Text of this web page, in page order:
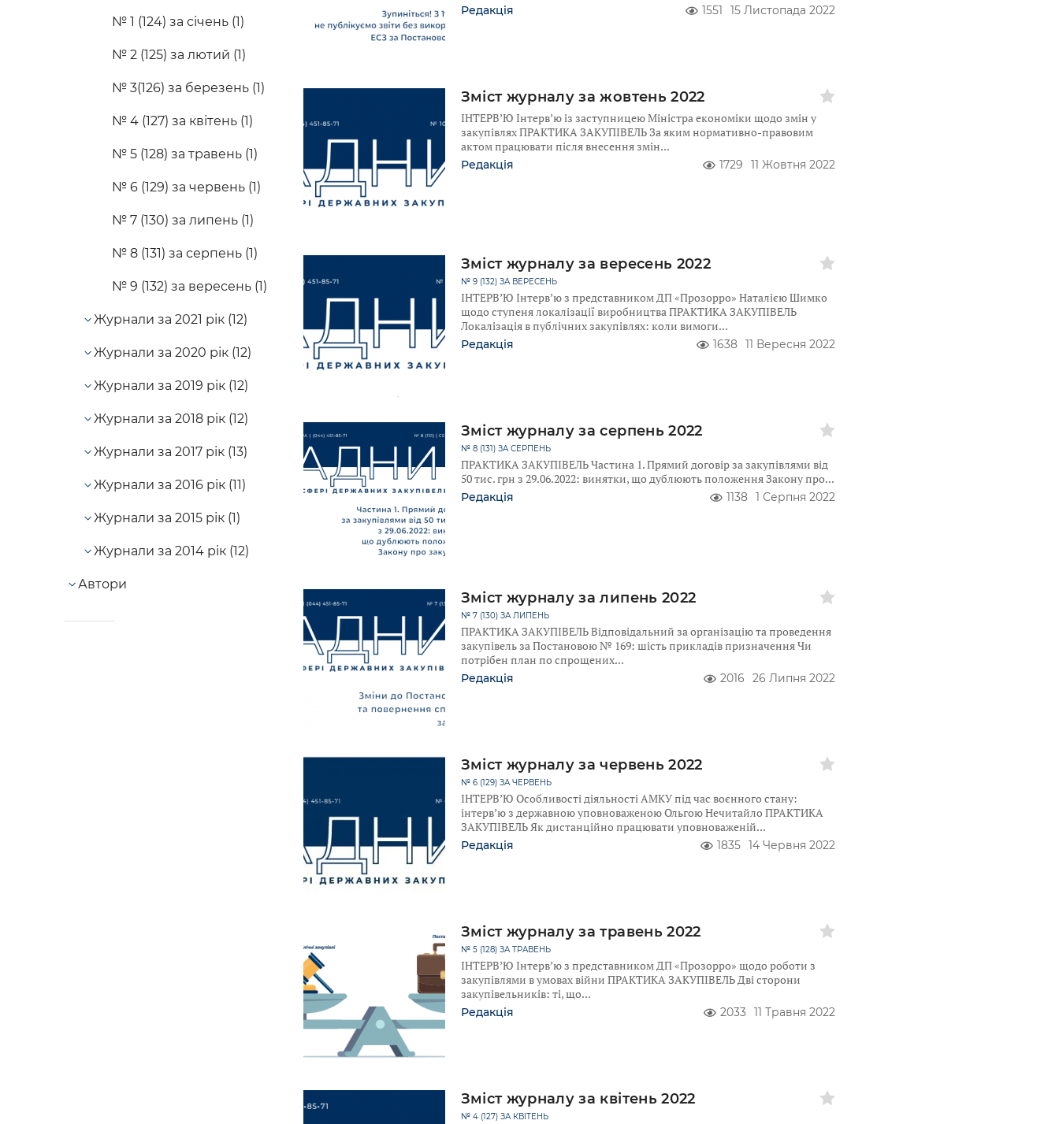
№ 1 (124) за січень (1)
№ 2 (125) за лютий (1)
№ 3(126) за березень (1)
№ 4 (127) за квітень (1)
№ 5 (128) за травень (1)
№ 6 (129) за червень (1)
№ 7 (130) за липень (1)
№ 8 (131) за серпень (1)
№ 9 (132) за вересень (1)
Журнали за 2021 рік (12)
Журнали за 2020 рік (12)
Журнали за 2019 рік (12)
Журнали за 2018 рік (12)
Журнали за 2017 рік (13)
Журнали за 2016 рік (11)
Журнали за 2015 рік (1)
Журнали за 2014 рік (12)
Автори
Редакція 1551 15 Листопада 2022
Зміст журналу за жовтень 2022
ІНТЕРВ’Ю Інтерв’ю із заступницею Міністра економіки щодо змін у
закупівлях ПРАКТИКА ЗАКУПІВЕЛЬ За яким нормативно-правовим
актом працювати після внесення змін
Редакція 1729 11 Жовтня 2022
Зміст журналу за вересень 2022
№ 9 (132) ЗА ВЕРЕСЕНЬ
ІНТЕРВ’Ю Інтерв’ю з представником ДП «Прозорро» Наталією Шимко
щодо ступеня локалізації виробництва ПРАКТИКА ЗАКУПІВЕЛЬ
Локалізація в публічних закупівлях: коли вимоги
Редакція 1638 11 Вересня 2022
Зміст журналу за серпень 2022
№ 8 (131) ЗА СЕРПЕНЬ
ПРАКТИКА ЗАКУПІВЕЛЬ Частина 1. Прямий договір за закупівлями від
50 тис. грн з 29.06.2022: винятки, що дублюють положення Закону про
Редакція 1138 1 Серпня 2022
Зміст журналу за липень 2022
№ 7 (130) ЗА ЛИПЕНЬ
ПРАКТИКА ЗАКУПІВЕЛЬ Відповідальний за організацію та проведення
закупівель за Постановою № 169: шість прикладів призначення Чи
потрібен план по спрощених
Редакція 2016 26 Липня 2022
Зміст журналу за червень 2022
№ 6 (129) ЗА ЧЕРВЕНЬ
ІНТЕРВ’Ю Особливості діяльності АМКУ під час воєнного стану:
інтерв’ю з державною уповноваженою Ольгою Нечитайло ПРАКТИКА
ЗАКУПІВЕЛЬ Як дистанційно працювати уповноваженій
Редакція 1835 14 Червня 2022
Зміст журналу за травень 2022
№ 5 (128) ЗА ТРАВЕНЬ
ІНТЕРВ’Ю Інтерв’ю з представником ДП «Прозорро» щодо роботи з
закупівлями в умовах війни ПРАКТИКА ЗАКУПІВЕЛЬ Дві сторони
закупівельників: ті, що
Редакція 2033 11 Травня 2022
Зміст журналу за квітень 2022
№ 4 (127) ЗА КВІТЕНЬ